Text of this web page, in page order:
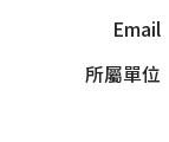
Email
所屬單位